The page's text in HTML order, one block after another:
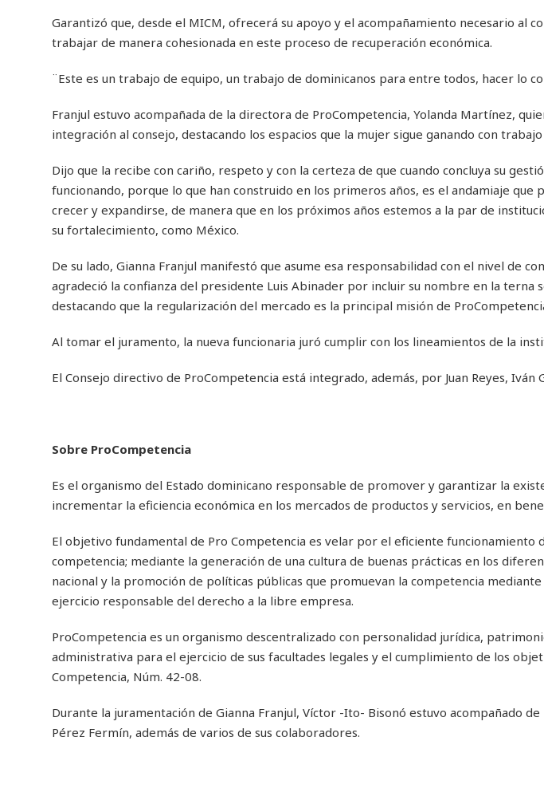
Garantizó que, desde el MICM, ofrecerá su apoyo y el acompañamiento necesario al
trabajar de manera cohesionada en este proceso de recuperación económica.
¨Este es un trabajo de equipo, un trabajo de dominicanos para entre todos, hacer lo
Franjul estuvo acompañada de la directora de ProCompetencia, Yolanda Martínez,
integración al consejo, destacando los espacios que la mujer sigue ganando con
Dijo que la recibe con cariño, respeto y con la certeza de que cuando concluya su
funcionando, porque lo que han construido en los primeros años, es el andamiaje que
crecer y expandirse, de manera que en los próximos años estemos a la par de
su fortalecimiento, como México.
De su lado, Gianna Franjul manifestó que asume esa responsabilidad con el nivel de
agradeció la confianza del presidente Luis Abinader por incluir su nombre en la terna
destacando que la regularización del mercado es la principal misión de
Al tomar el juramento, la nueva funcionaria juró cumplir con los lineamientos de la
El Consejo directivo de ProCompetencia está integrado, además, por Juan Reyes, Iván
Sobre ProCompetencia
Es el organismo del Estado dominicano responsable de promover y garantizar la
incrementar la eficiencia económica en los mercados de productos y servicios, en
El objetivo fundamental de Pro Competencia es velar por el eficiente funcionamiento
competencia; mediante la generación de una cultura de buenas prácticas en los
nacional y la promoción de políticas públicas que promuevan la competencia
ejercicio responsable del derecho a la libre empresa.
ProCompetencia es un organismo descentralizado con personalidad jurídica,
administrativa para el ejercicio de sus facultades legales y el cumplimiento de los
Competencia, Núm. 42-08.
Durante la juramentación de Gianna Franjul, Víctor -Ito- Bisonó estuvo acompañado
Pérez Fermín, además de varios de sus colaboradores.